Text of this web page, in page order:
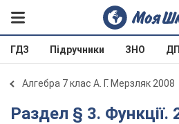
ГДЗ Підручники ЗНО
Алгебра 7 клас А. Г. Мерзляк 2008
Раздел § 3. Функції. 23. Лінійна